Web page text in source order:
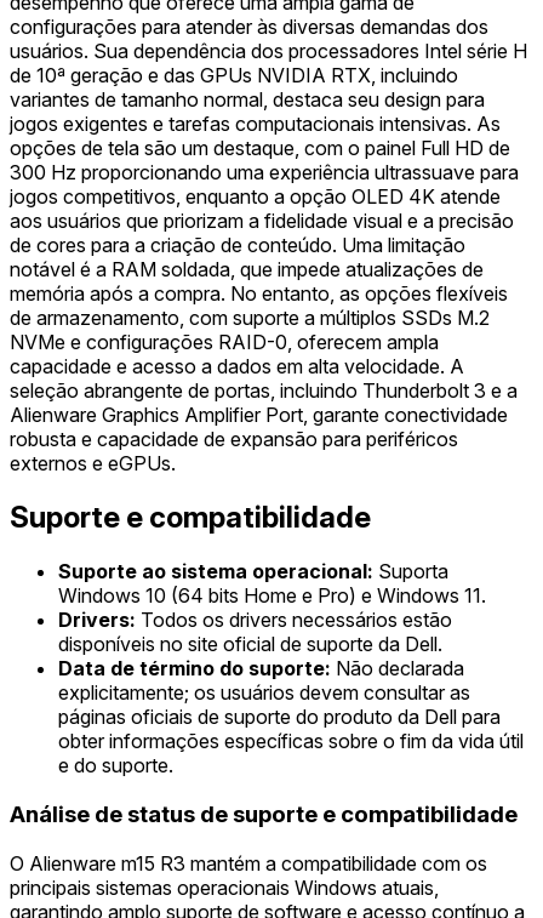
configurações para atender às diversas demandas dos
usuários. Sua dependência dos processadores Intel série H
de 10ª geração e das GPUs NVIDIA RTX, incluindo
variantes de tamanho normal, destaca seu design para
jogos exigentes e tarefas computacionais intensivas. As
opções de tela são um destaque, com o painel Full HD de
300 Hz proporcionando uma experiência ultrassuave para
jogos competitivos, enquanto a opção OLED 4K atende
aos usuários que priorizam a fidelidade visual e a precisão
de cores para a criação de conteúdo. Uma limitação
notável é a RAM soldada, que impede atualizações de
memória após a compra. No entanto, as opções flexíveis
de armazenamento, com suporte a múltiplos SSDs M.2
NVMe e configurações RAID-0, oferecem ampla
capacidade e acesso a dados em alta velocidade. A
seleção abrangente de portas, incluindo Thunderbolt 3 e a
Alienware Graphics Amplifier Port, garante conectividade
robusta e capacidade de expansão para periféricos
externos e eGPUs.
Suporte e compatibilidade
Suporte ao sistema operacional: Suporta
Windows 10 (64 bits Home e Pro) e Windows 11.
Drivers: Todos os drivers necessários estão
disponíveis no site oficial de suporte da Dell.
Data de término do suporte: Não declarada
explicitamente; os usuários devem consultar as
páginas oficiais de suporte do produto da Dell para
obter informações específicas sobre o fim da vida útil
e do suporte.
Análise de status de suporte e compatibilidade
O Alienware m15 R3 mantém a compatibilidade com os
principais sistemas operacionais Windows atuais,
garantindo amplo suporte de software e acesso contínuo a